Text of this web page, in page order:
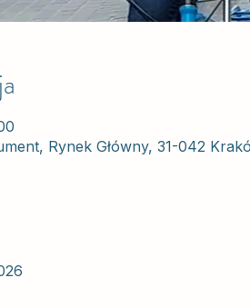
Rynek Główny, 31-042